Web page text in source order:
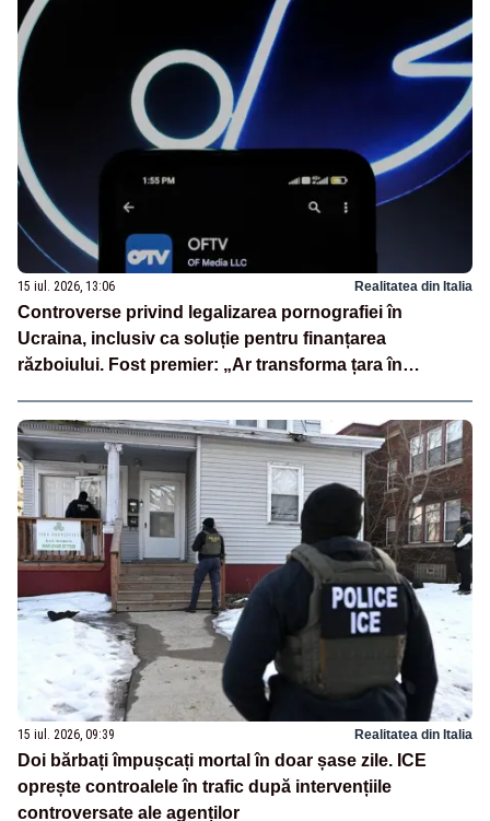
15 iul. 2026, 13:06 Realitatea din Italia
Controverse privind legalizarea pornografiei în
Ucraina, inclusiv ca soluție pentru finanțarea
războiului. Fost premier: „Ar transforma țara în
15 iul. 2026, 09:39 Realitatea din Italia
Doi bărbați împușcați mortal în doar șase zile. ICE
oprește controalele în trafic după intervențiile
controversate ale agenților